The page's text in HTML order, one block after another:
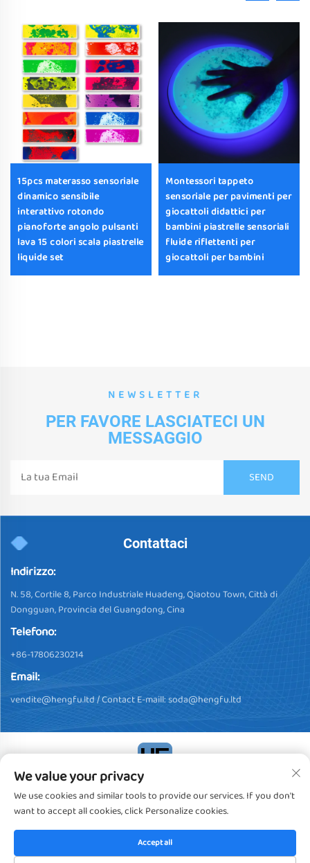
15pcs materasso sensoriale
dinamico sensibile
interattivo rotondo
pianoforte angolo pulsanti
lava 15 colori scala piastrelle
liquide set
Montessori tappeto
sensoriale per pavimenti per
giocattoli didattici per
bambini piastrelle sensoriali
fluide riflettenti per
giocattoli per bambini
NEWSLETTER
PER FAVORE LASCIATECI UN
MESSAGGIO
Contattaci
Indirizzo:
N. 58, Cortile 8, Parco Industriale Huadeng, Qiaotou Town, Città di
Dongguan, Provincia del Guangdong, Cina
Telefono:
+86-17806230214
Email:
vendite@hengfu.ltd/ Contact E-maill:soda@hengfu.ltd
Copyright © 2024, Dongguan Hengfu Plastic Products Co., Ltd.
Tutti i diritti riservatiInformativa sulla privacy
We value your privacy
We use cookies and similar tools to provide our services. If you don't
want to accept all cookies, click Personalize cookies.
Accept all